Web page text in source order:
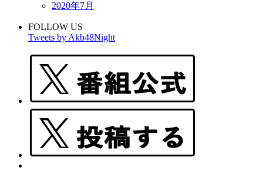
2020年7月
FOLLOW US
Tweets by Akb48Night